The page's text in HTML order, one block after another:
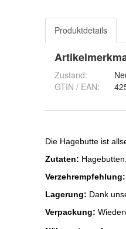
Produktdetails
Zustand:
GTIN / EAN: